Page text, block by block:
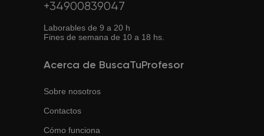
+34900839047
Laborables de 9 a 20 h
Fines de semana de 10 a 18 hs.
Acerca de BuscaTuProfesor
Sobre nosotros
Contactos
Cómo funciona